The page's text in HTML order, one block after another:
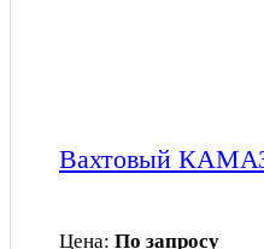
Вахтовый
Цена: По запросу